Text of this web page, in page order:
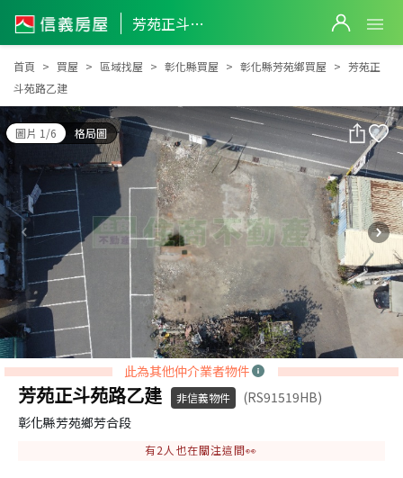
芳苑正斗苑路乙建
芳苑正斗苑路乙建
首頁 買屋 區域找屋 彰化縣買屋 彰化縣芳苑鄉買屋
芳苑正
斗苑路乙建
圖片 1/6 格局圖
此為其他仲介業者物件
芳苑正斗苑路乙建 非信義物件
(RS91519HB)
彰化縣芳苑鄉芳合段
有2 人也在關注這間👀